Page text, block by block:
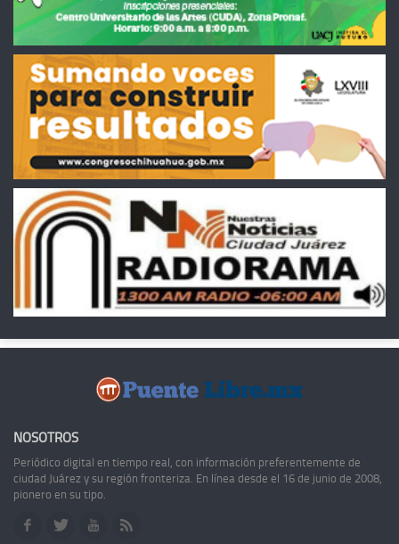
NOSOTROS
Periódico digital en tiempo real, con información preferentemente de
ciudad Juárez y su región fronteriza. En línea desde el 16 de junio de 2008,
pionero en su tipo.